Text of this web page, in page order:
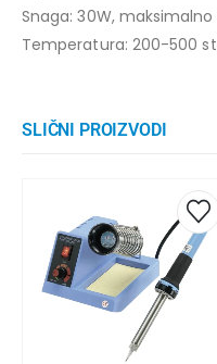
Snaga: 30W, maksimalno
Temperatura: 200-500
SLIČNI PROIZVODI